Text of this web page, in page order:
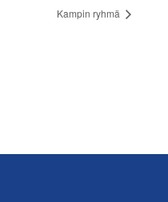
Kampin ryhmä